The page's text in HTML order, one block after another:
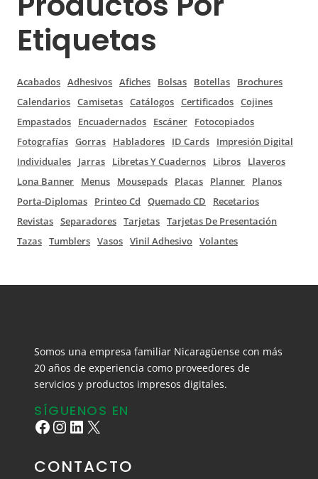
Etiquetas
Acabados Adhesivos Afiches Bolsas Botellas
Brochures
Calendarios Camisetas Catálogos Certificados Cojines
Empastados
Encuadernados Escáner
Fotocopiados
Fotografías Gorras Habladores ID Cards
Impresión Digital
Individuales
Jarras Libretas Y Cuadernos Libros
Llaveros
Lona Banner
Menus Mousepads Placas Planner
Planos
Porta-Diplomas
Printeo Cd Quemado CD
Recetarios
Revistas Separadores Tarjetas Tarjetas De Presentación
Tazas Tumblers Vasos Vinil Adhesivo Volantes
Somos una empresa familiar Nicaragüense con más
20 años de experiencia como proveedores de
servicios y productos impresos digitales.
SÍGUENOS EN
Facebook
Instagram
LinkedIn
X
CONTACTO